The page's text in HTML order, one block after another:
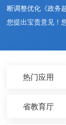
断调整优化《政务
您提出宝贵意见！
热门应用
省教育厅